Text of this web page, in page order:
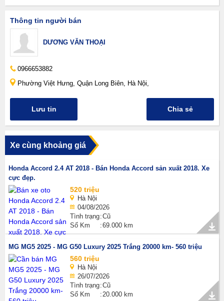
Thông tin người bán
DƯƠNG VĂN THOẠI
0966653882
Phường Việt Hưng, Quận Long Biên, Hà Nội,
Lưu tin Chia sẻ
Xe cùng khoảng giá
Honda Accord 2.4 AT 2018 - Bán Honda Accord sản xuất 2018. Xe
cực đẹp.
520 triệu
Hà Nội
04/08/2026
Tình trạng Cũ
Số Km
69.000 km
MG MG5 2025 - MG G50 Luxury 2025 Trắng 20000 km- 560 triệu
560 triệu
Hà Nội
26/07/2026
Tình trạng Cũ
Số Km
20.000 km